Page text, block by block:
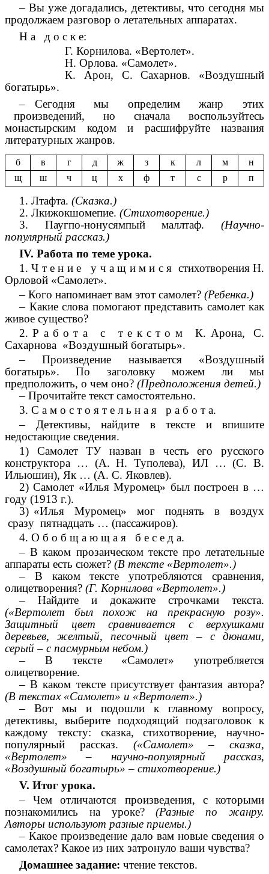
– Вы уже догадались, детективы, что сегодня мы
продолжаем разговор о летательных аппаратах.
Н а д о с к е:
Г. Корнилова. «Вертолет».
Н. Орлова. «Самолет».
К. Арон, С. Сахарнов. «Воздушный
богатырь».
– Сегодня мы определим жанр этих
произведений, но сначала воспользуйтесь
монастырским кодом и расшифруйте названия
литературных жанров.
б в г д ж з к л м
н
щ
ш ч ц х ф т с р п
1. Лтафта. (Сказка.)
2. Лкижокшомепие. (Стихотворение.)
3. Паугпо-нонусямпый маллтаф. (Научно-
популярный рассказ.)
IV. Работа по теме урока.
1. Ч т е н и е у ч а щ и м и с я стихотворения Н.
Орловой «Самолет».
– Кого напоминает вам этот самолет? (Ребенка.)
– Какие слова помогают представить самолет как
живое существо?
2. Р а б о т а с т е к с т о м К. Арона, С.
Сахарнова «Воздушный богатырь».
– Произведение называется «Воздушный
богатырь». По заголовку можем ли мы
предположить, о чем оно? (Предположения детей.)
– Прочитайте текст самостоятельно.
3. С а м о с т о я т е л ь н а я р а б о т а.
– Детективы, найдите в тексте и впишите
недостающие сведения.
1) Самолет ТУ назван в честь его русского
конструктора … (А. Н. Туполева), ИЛ … (С. В.
Ильюшин), Як … (А. С. Яковлев).
2) Самолет «Илья Муромец» был построен в …
году (1913 г.).
3) «Илья Муромец» мог поднять в воздух
сразу пятнадцать … (пассажиров).
4. О б о б щ а ю щ а я б е с е д а.
– В каком прозаическом тексте про летательные
аппараты есть сюжет? (В тексте «Вертолет».)
– В каком тексте употребляются сравнения,
олицетворения? (Г. Корнилова «Вертолет».)
– Найдите и докажите строчками текста.
(«Вертолет был похож на прекрасную розу».
Защитный цвет сравнивается с верхушками
деревьев, желтый, песочный цвет– с дюнами,
серый– с пасмурным небом.)
– В тексте «Самолет» употребляется
олицетворение.
– В каком тексте присутствует фантазия автора?
(В текстах «Самолет» и «Вертолет».)
– Вот мы и подошли к главному вопросу,
детективы, выберите подходящий подзаголовок к
каждому тексту: сказка, стихотворение, научно-
популярный рассказ. («Самолет»– сказка,
«Вертолет»– научно-популярный рассказ,
«Воздушный богатырь»– стихотворение.)
V. Итог урока.
– Чем отличаются произведения, с которыми
познакомились на уроке?(Разные по жанру.
Авторы используют разные приемы.)
– Какое произведение дало вам новые сведения о
самолетах? Какое из них затронуло ваши чувства?
Домашнее задание: чтение текстов.